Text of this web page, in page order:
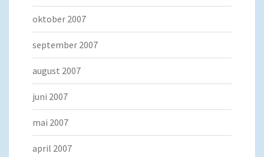
oktober 2007
september 2007
august 2007
juni 2007
mai 2007
april 2007